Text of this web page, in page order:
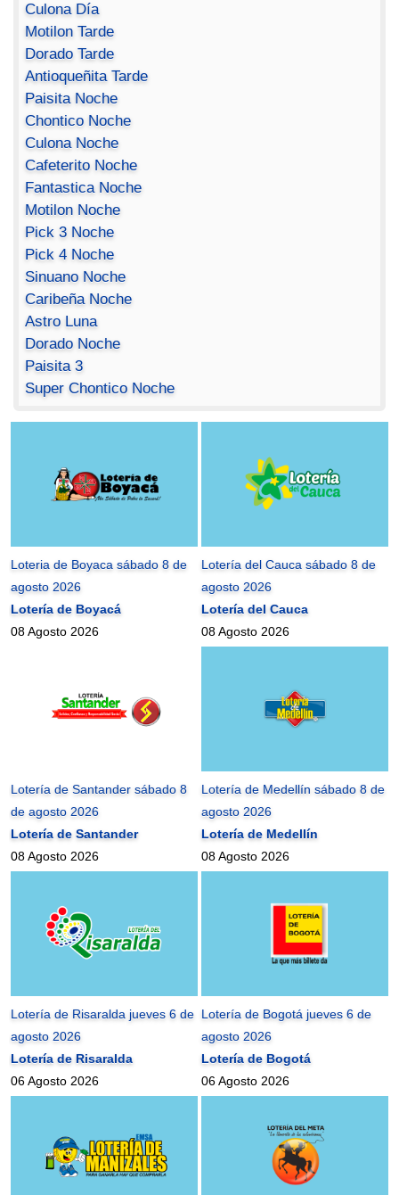
Culona Día
Motilon Tarde
Dorado Tarde
Antioqueñita Tarde
Paisita Noche
Chontico Noche
Culona Noche
Cafeterito Noche
Fantastica Noche
Motilon Noche
Pick 3 Noche
Pick 4 Noche
Sinuano Noche
Caribeña Noche
Astro Luna
Dorado Noche
Paisita 3
Super Chontico Noche
Loteria de Boyaca sábado 8 de
agosto 2026
Lotería de Boyacá
08 Agosto 2026
Lotería del Cauca sábado 8 de
agosto 2026
Lotería del Cauca
08 Agosto 2026
Lotería de Santander sábado 8
de agosto 2026
Lotería de Santander
08 Agosto 2026
Lotería de Medellín sábado 8 de
agosto 2026
Lotería de Medellín
08 Agosto 2026
Lotería de Risaralda jueves 6 de
agosto 2026
Lotería de Risaralda
06 Agosto 2026
Lotería de Bogotá jueves 6 de
agosto 2026
Lotería de Bogotá
06 Agosto 2026